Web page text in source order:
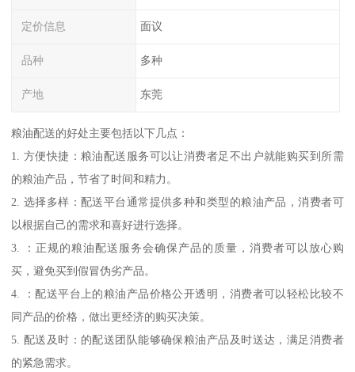
定价信息 面议
品种 多种
产地 东莞
粮油配送的好处主要包括以下几点：
1. 方便快捷：粮油配送服务可以让消费者足不出户就能购买到所需
的粮油产品，节省了时间和精力。
2. 选择多样：配送平台通常提供多种和类型的粮油产品，消费者可
以根据自己的需求和喜好进行选择。
3. ：正规的粮油配送服务会确保产品的质量，消费者可以放心购
买，避免买到假冒伪劣产品。
4. ：配送平台上的粮油产品价格公开透明，消费者可以轻松比较不
同产品的价格，做出更经济的购买决策。
5. 配送及时：的配送团队能够确保粮油产品及时送达，满足消费者
的紧急需求。